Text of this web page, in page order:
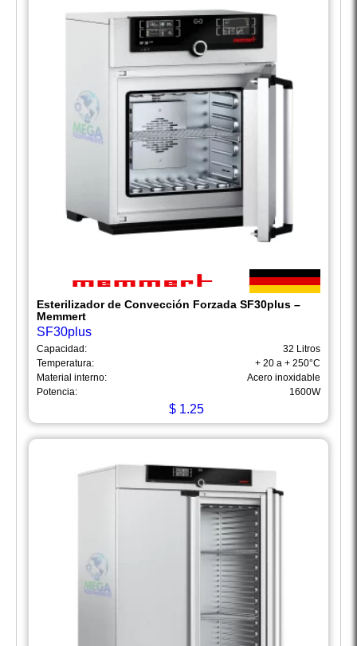
Esterilizador de Convección Forzada SF30plus –
Memmert
SF30plus
Capacidad:
32 Litros
Temperatura:
+ 20 a + 250°C
Material interno:
Acero inoxidable
Potencia:
1600W
$ 1.25